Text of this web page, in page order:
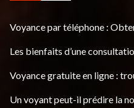
Voyance par téléphone :
Les bienfaits d’une
Voyance gratuite en ligne :
Un voyant peut-il prédire la